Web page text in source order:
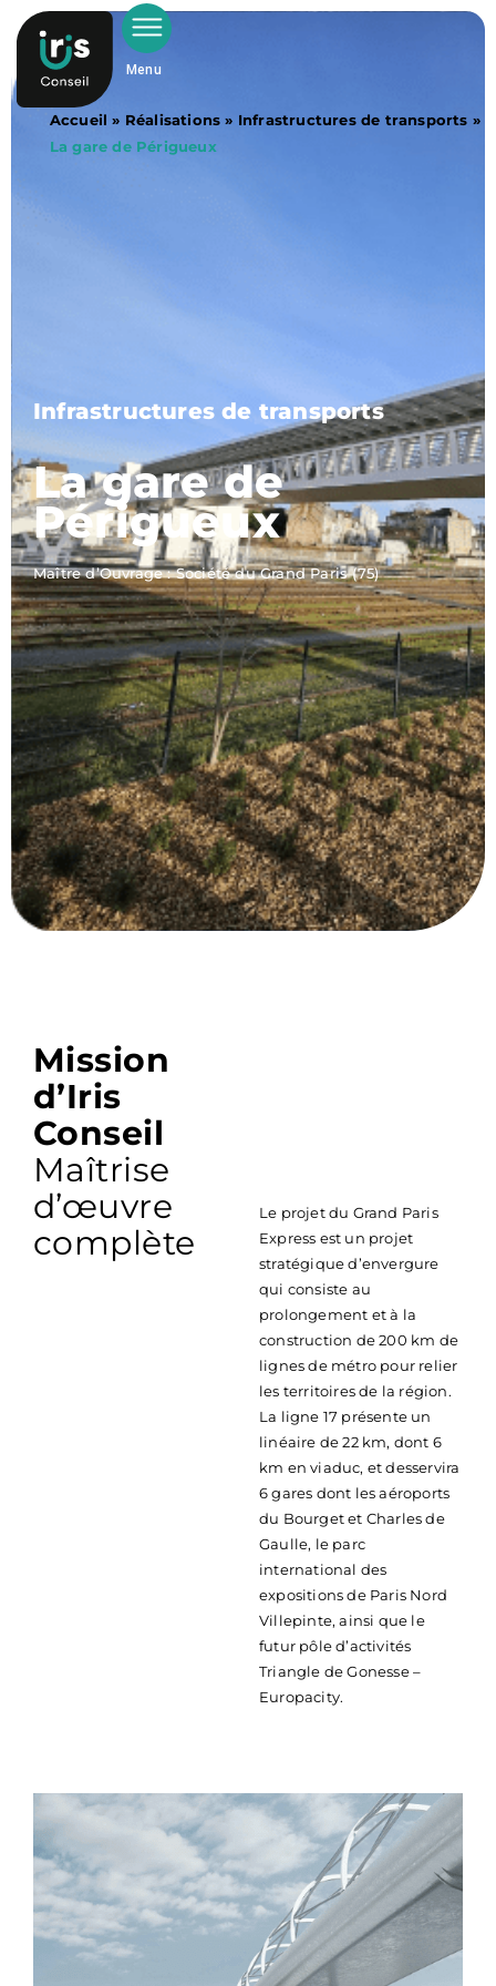
Menu
Accueil » Réalisations » Infrastructures de transports »
La gare de Périgueux
Infrastructures de transports
La gare de
Périgueux
Maître d’Ouvrage : Société du Grand Paris (75)
Mission
d’Iris
Conseil
Maîtrise
d’œuvre
complète
Le projet du Grand Paris
Express est un projet
stratégique d’envergure
qui consiste au
prolongement et à la
construction de 200 km de
lignes de métro pour relier
les territoires de la région.
La ligne 17 présente un
linéaire de 22 km, dont 6
km en viaduc, et desservira
6 gares dont les aéroports
du Bourget et Charles de
Gaulle, le parc
international des
expositions de Paris Nord
Villepinte, ainsi que le
futur pôle d’activités
Triangle de Gonesse –
Europacity.